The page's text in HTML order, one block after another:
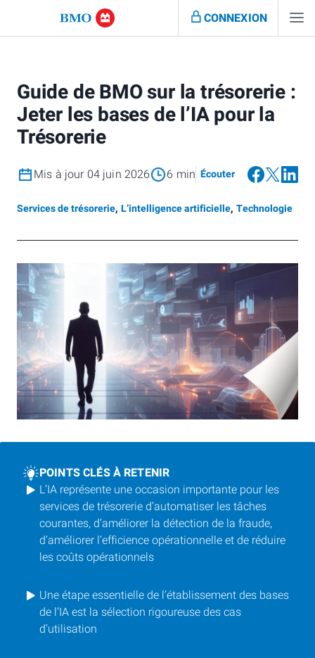
CONNEXION
Guide de BMO sur la trésorerie :
Jeter les bases de l’IA pour la
Trésorerie
Mis à jour 04 juin 2026 6 min Écouter
Services de trésorerie, L’intelligence artificielle, Technologie
POINTS CLÉS À RETENIR
L’IA représente une occasion importante pour les
services de trésorerie d’automatiser les tâches
courantes, d’améliorer la détection de la fraude,
d’améliorer l’efficience opérationnelle et de réduire
les coûts opérationnels
Une étape essentielle de l’établissement des bases
de l’IA est la sélection rigoureuse des cas
d’utilisation